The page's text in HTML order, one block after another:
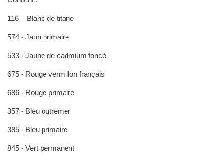
116 - Blanc de titane
574 - Jaun primaire
533 - Jaune de cadmium foncé
675 - Rouge vermillon français
686 - Rouge primaire
357 - Bleu outremer
385 - Bleu primaire
845 - Vert permanent